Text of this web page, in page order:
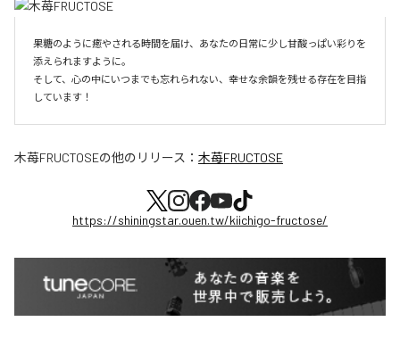
果糖のように癒やされる時間を届け、あなたの日常に少し甘酸っぱい彩りを
添えられますように。
そして、心の中にいつまでも忘れられない、幸せな余韻を残せる存在を目指
しています！
木苺FRUCTOSEの他のリリース： 木苺FRUCTOSE
https://shiningstar.ouen.tw/kiichigo-fructose/